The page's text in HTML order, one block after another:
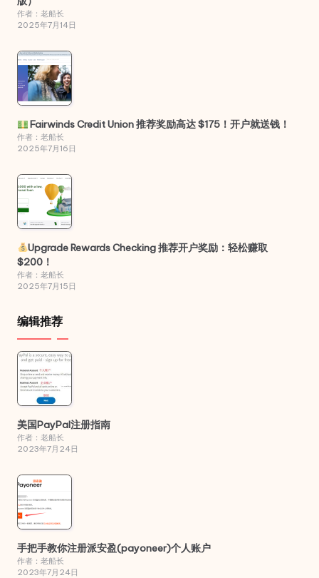
作者：老船长
2025年7月14日
Fairwinds Credit Union 推荐奖励高达 $175！开户就送钱！
作者：老船长
2025年7月16日
Upgrade Rewards Checking 推荐开户奖励：轻松赚取
$200！
作者：老船长
2025年7月15日
编辑推荐
美国PayPal注册指南
作者：老船长
2023年7月24日
手把手教你注册派安盈(payoneer)个人账户
作者：老船长
2023年7月24日